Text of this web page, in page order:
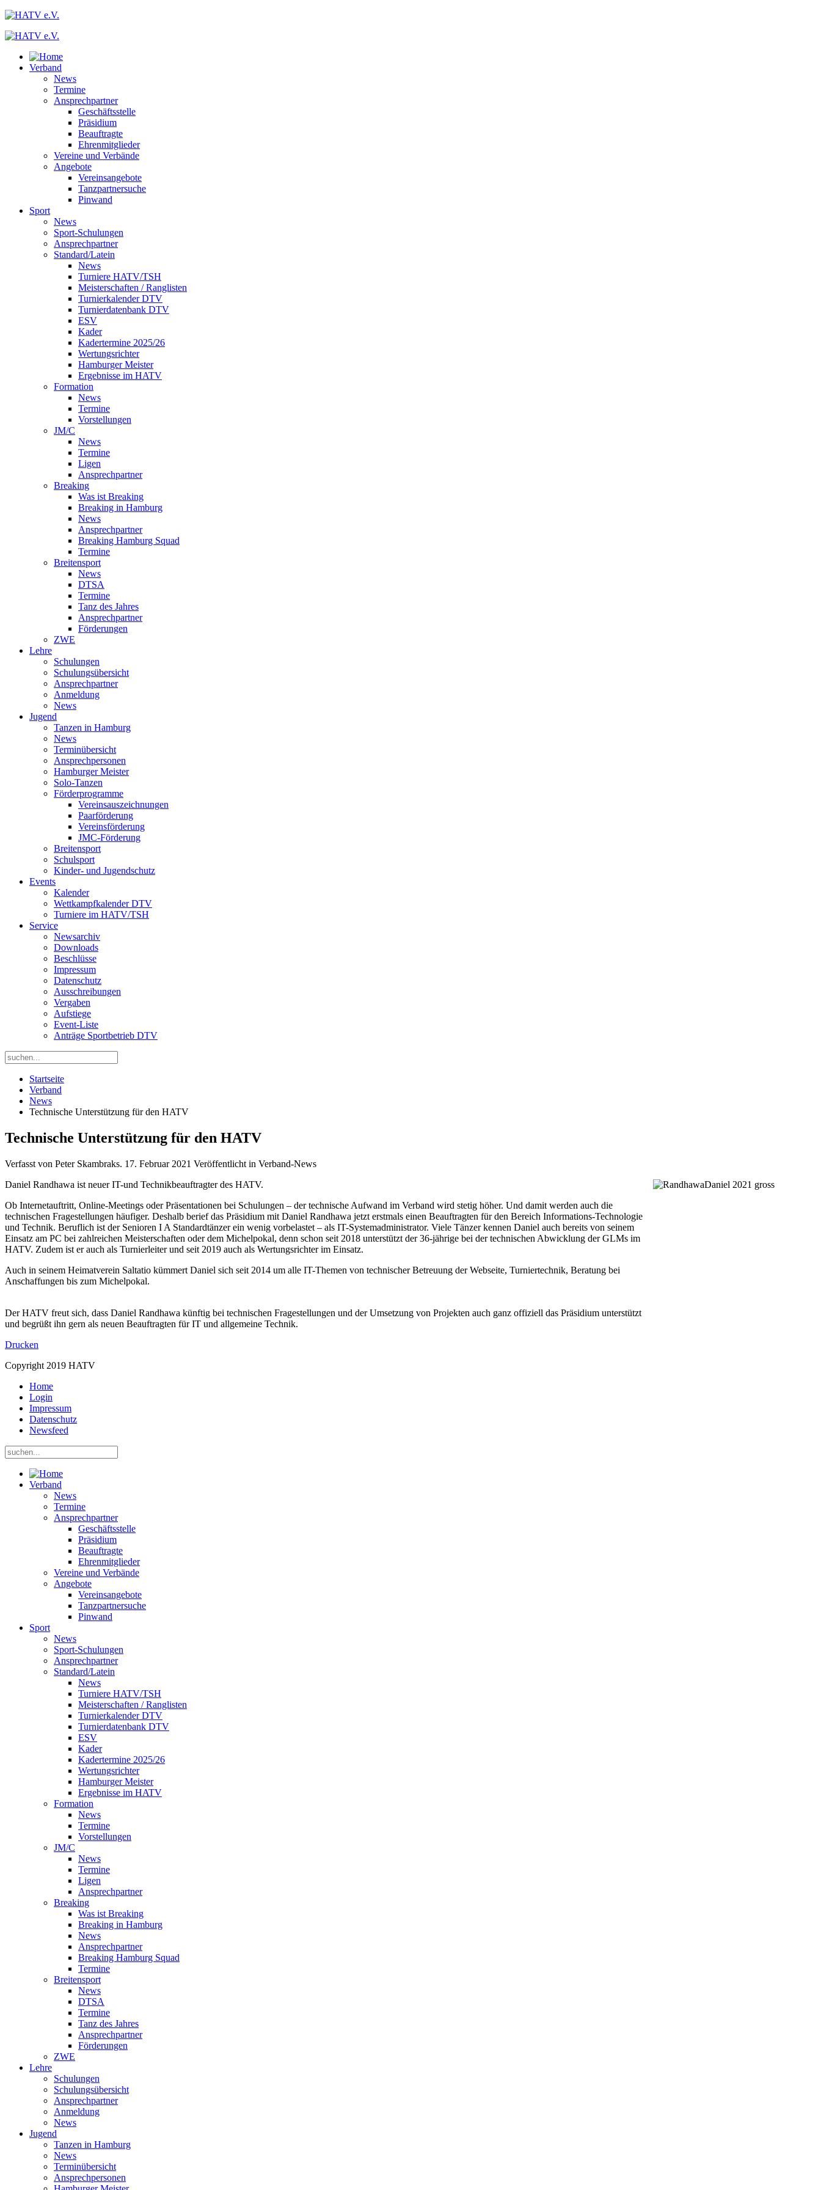
Verband
News
Termine
Ansprechpartner
Geschäftsstelle
Präsidium
Beauftragte
Ehrenmitglieder
Vereine und Verbände
Angebote
Vereinsangebote
Tanzpartnersuche
Pinwand
Sport
News
Sport-Schulungen
Ansprechpartner
Standard/Latein
News
Turniere HATV/TSH
Meisterschaften / Ranglisten
Turnierkalender DTV
Turnierdatenbank DTV
ESV
Kader
Kadertermine 2025/26
Wertungsrichter
Hamburger Meister
Ergebnisse im HATV
Formation
News
Termine
Vorstellungen
JM/C
News
Termine
Ligen
Ansprechpartner
Breaking
Was ist Breaking
Breaking in Hamburg
News
Ansprechpartner
Breaking Hamburg Squad
Termine
Breitensport
News
DTSA
Termine
Tanz des Jahres
Ansprechpartner
Förderungen
ZWE
Lehre
Schulungen
Schulungsübersicht
Ansprechpartner
Anmeldung
News
Jugend
Tanzen in Hamburg
News
Terminübersicht
Ansprechpersonen
Hamburger Meister
Solo-Tanzen
Förderprogramme
Vereinsauszeichnungen
Paarförderung
Vereinsförderung
JMC-Förderung
Breitensport
Schulsport
Kinder- und Jugendschutz
Events
Kalender
Wettkampfkalender DTV
Turniere im HATV/TSH
Service
Newsarchiv
Downloads
Beschlüsse
Impressum
Datenschutz
Ausschreibungen
Vergaben
Aufstiege
Event-Liste
Anträge Sportbetrieb DTV
Startseite
Verband
News
Technische Unterstützung für den HATV
Technische Unterstützung für den HATV
Verfasst von Peter Skambraks. 17. Februar 2021 Veröffentlicht in Verband-News
Daniel Randhawa ist neuer IT-und Technikbeauftragter des HATV.
Ob Internetauftritt, Online-Meetings oder Präsentationen bei Schulungen – der technische Aufwand im Verband wird stetig höher. Und damit werden auch die
technischen Fragestellungen häufiger. Deshalb berief das Präsidium mit Daniel Randhawa jetzt erstmals einen Beauftragten für den Bereich Informations-Technologie
und Technik. Beruflich ist der Senioren I A Standardtänzer ein wenig vorbelastet – als IT-Systemadministrator. Viele Tänzer kennen Daniel auch bereits von seinem
Einsatz am PC bei zahlreichen Meisterschaften oder dem Michelpokal, denn schon seit 2018 unterstützt der 36-jährige bei der technischen Abwicklung der GLMs im
HATV. Zudem ist er auch als Turnierleiter und seit 2019 auch als Wertungsrichter im Einsatz.
Auch in seinem Heimatverein Saltatio kümmert Daniel sich seit 2014 um alle IT-Themen von technischer Betreuung der Webseite, Turniertechnik, Beratung bei
Anschaffungen bis zum Michelpokal.
Der HATV freut sich, dass Daniel Randhawa künftig bei technischen Fragestellungen und der Umsetzung von Projekten auch ganz offiziell das Präsidium unterstützt
und begrüßt ihn gern als neuen Beauftragten für IT und allgemeine Technik.
Drucken
Copyright 2019 HATV
Home
Login
Impressum
Datenschutz
Newsfeed
Verband
News
Termine
Ansprechpartner
Geschäftsstelle
Präsidium
Beauftragte
Ehrenmitglieder
Vereine und Verbände
Angebote
Vereinsangebote
Tanzpartnersuche
Pinwand
Sport
News
Sport-Schulungen
Ansprechpartner
Standard/Latein
News
Turniere HATV/TSH
Meisterschaften / Ranglisten
Turnierkalender DTV
Turnierdatenbank DTV
ESV
Kader
Kadertermine 2025/26
Wertungsrichter
Hamburger Meister
Ergebnisse im HATV
Formation
News
Termine
Vorstellungen
JM/C
News
Termine
Ligen
Ansprechpartner
Breaking
Was ist Breaking
Breaking in Hamburg
News
Ansprechpartner
Breaking Hamburg Squad
Termine
Breitensport
News
DTSA
Termine
Tanz des Jahres
Ansprechpartner
Förderungen
ZWE
Lehre
Schulungen
Schulungsübersicht
Ansprechpartner
Anmeldung
News
Jugend
Tanzen in Hamburg
News
Terminübersicht
Ansprechpersonen